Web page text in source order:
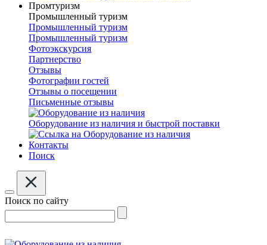
Промтуризм
Промышленный туризм
Промышленный туризм
Промышленный туризм
Фотоэкскурсия
Партнерство
Отзывы
Фотографии гостей
Отзывы о посещении
Письменные отзывы
Оборудование из наличия и быстрой поставки
Контакты
Поиск
Поиск по сайту